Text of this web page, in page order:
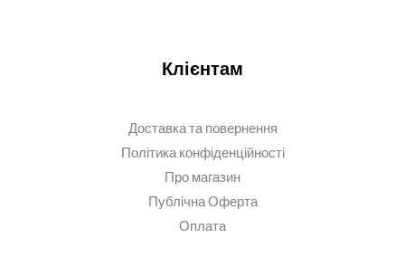
Клієнтам
Доставка та повернення
Політика конфіденційності
Про магазин
Публічна Оферта
Оплата